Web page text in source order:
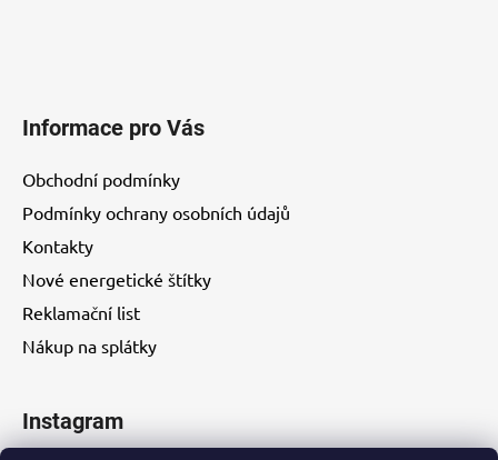
Informace pro Vás
Obchodní podmínky
Podmínky ochrany osobních údajů
Kontakty
Nové energetické štítky
Reklamační list
Nákup na splátky
Instagram